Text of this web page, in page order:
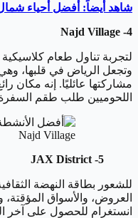
شاهد أيضاً: أفضل أحياء شمال
4- Najd Village
وتجعل الرياض في قلبها،
مشاركتها عائليًا. إنه مكان
اللحوميين طلب طقم السفرة
Najd Village
5- JAX District
العروض، والأسواق
انستغرام للحصول على آخر